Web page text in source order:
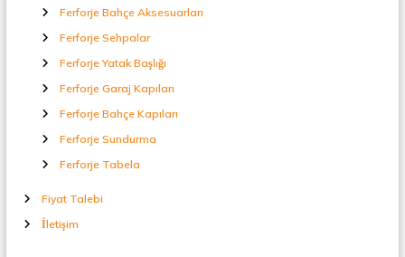
Ferforje Bahçe Aksesuarları
Ferforje Sehpalar
Ferforje Yatak Başlığı
Ferforje Garaj Kapıları
Ferforje Bahçe Kapıları
Ferforje Sundurma
Ferforje Tabela
Fiyat Talebi
İletişim